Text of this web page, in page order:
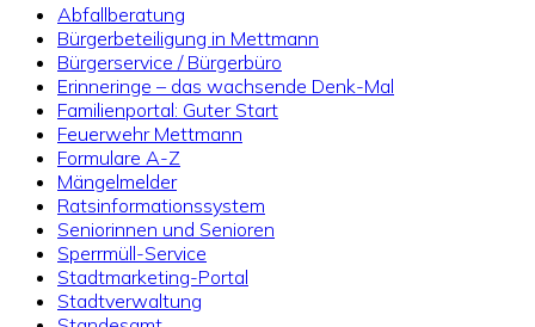
Abfallberatung
Bürgerbeteiligung in Mettmann
Bürgerservice / Bürgerbüro
Erinneringe – das wachsende Denk-Mal
Familienportal: Guter Start
Feuerwehr Mettmann
Formulare A-Z
Mängelmelder
Ratsinformationssystem
Seniorinnen und Senioren
Sperrmüll-Service
Stadtmarketing-Portal
Stadtverwaltung